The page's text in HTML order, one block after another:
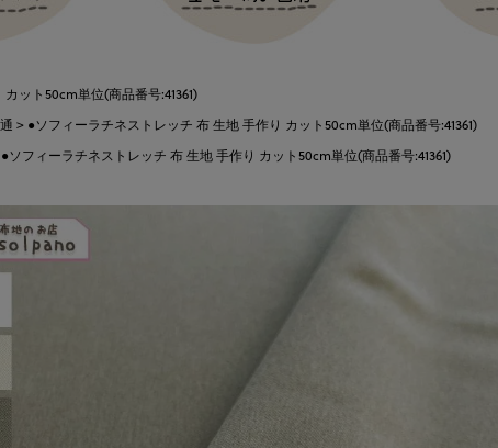
ット50cm単位(商品番号:41361)
●ソフィーラチネストレッチ 布 生地 手作り カット50cm単位(商品番号:41361)
●ソフィーラチネストレッチ 布 生地 手作り カット50cm単位(商品番号:41361)